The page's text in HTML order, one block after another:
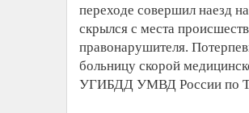
переходе совершил наезд
скрылся с места
правонарушителя.
больницу скорой
УГИБДД УМВД России по